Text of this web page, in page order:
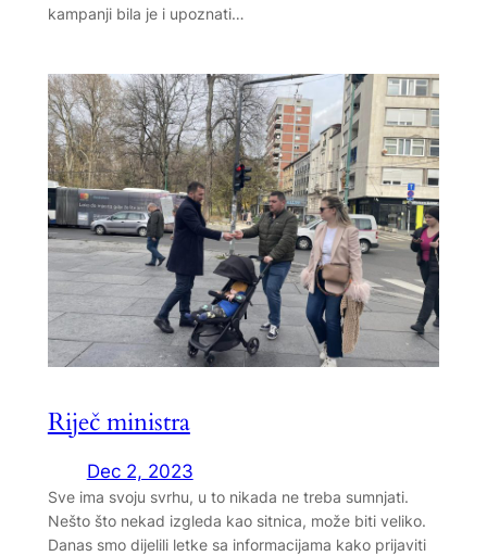
kampanji bila je i upoznati…
Riječ ministra
Dec 2, 2023
Sve ima svoju svrhu, u to nikada ne treba sumnjati.
Nešto što nekad izgleda kao sitnica, može biti veliko.
Danas smo dijelili letke sa informacijama kako prijaviti